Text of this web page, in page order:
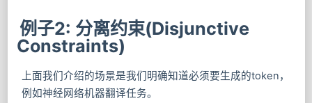
例子2: 分离约束(Disjunctive
Constraints)
上面我们介绍的场景是我们明确知道必须要生成的token，
例如神经网络机器翻译任务。